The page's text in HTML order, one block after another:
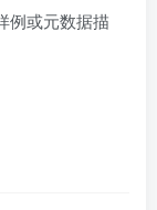
例或元数据描